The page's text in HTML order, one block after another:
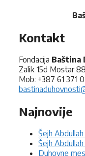
Kontakt
Fondacija Baština
Zalik 15d Mostar
Mob: +387 61 371
Najnovije
Šejh
Šejh
Duhovne